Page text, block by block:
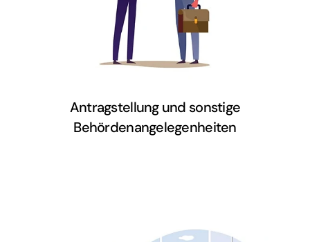
Antragstellung und sonstige
Behördenangelegenheiten
ihr den richtigen Ansprechpartner?
Wir führen euch sicher durch den
Behörden-Dschungel.